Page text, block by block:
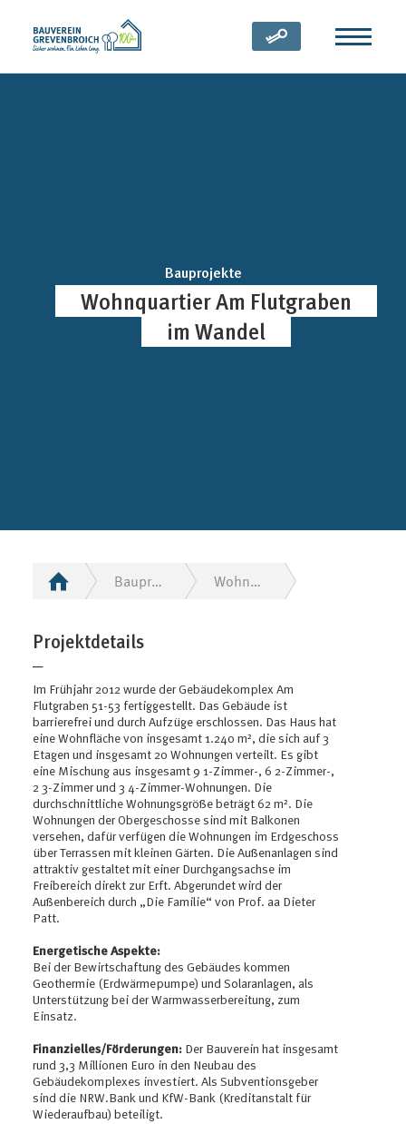
(öffnet in neuem Tab)
Bauprojekte
Wohnquartier Am Flutgraben
im Wandel
Bauprojekte Wohnquartier Am Flutgraben im Wandel
Projektdetails
─
Im Frühjahr 2012 wurde der Gebäudekomplex Am
Flutgraben 51-53 fertiggestellt. Das Gebäude ist
barrierefrei und durch Aufzüge erschlossen. Das Haus hat
eine Wohnfläche von insgesamt 1.240 m², die sich auf 3
Etagen und insgesamt 20 Wohnungen verteilt. Es gibt
eine Mischung aus insgesamt 9 1-Zimmer-, 6 2-Zimmer-,
2 3-Zimmer und 3 4-Zimmer-Wohnungen. Die
durchschnittliche Wohnungsgröße beträgt 62 m². Die
Wohnungen der Obergeschosse sind mit Balkonen
versehen, dafür verfügen die Wohnungen im Erdgeschoss
über Terrassen mit kleinen Gärten. Die Außenanlagen sind
attraktiv gestaltet mit einer Durchgangsachse im
Freibereich direkt zur Erft. Abgerundet wird der
Außenbereich durch „Die Familie“ von Prof. aa Dieter
Patt.
Energetische Aspekte:
Bei der Bewirtschaftung des Gebäudes kommen
Geothermie (Erdwärmepumpe) und Solaranlagen, als
Unterstützung bei der Warmwasserbereitung, zum
Einsatz.
Finanzielles/Förderungen:Der Bauverein hat insgesamt
rund 3,3 Millionen Euro in den Neubau des
Gebäudekomplexes investiert. Als Subventionsgeber
sind die NRW.Bank und KfW-Bank (Kreditanstalt für
Wiederaufbau) beteiligt.